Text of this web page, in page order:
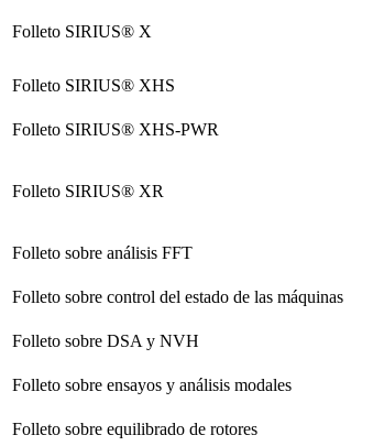
Folleto SIRIUS® X
Folleto SIRIUS® XHS
Folleto SIRIUS® XHS-PWR
Folleto SIRIUS® XR
Folleto sobre análisis FFT
Folleto sobre control del estado de las máquinas
Folleto sobre DSA y NVH
Folleto sobre ensayos y análisis modales
Folleto sobre equilibrado de rotores